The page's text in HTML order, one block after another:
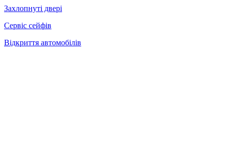
Захлопнуті двері
Сервіс сейфів
Відкриття автомобілів